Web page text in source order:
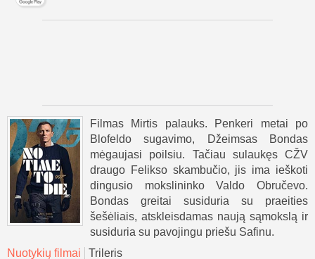
Filmas Mirtis palauks. Penkeri metai po
Blofeldo sugavimo, Džeimsas Bondas
mėgaujasi poilsiu. Tačiau sulaukęs CŽV
draugo Felikso skambučio, jis ima ieškoti
dingusio mokslininko Valdo Obručevo.
Bondas greitai susiduria su praeities
šešėliais, atskleisdamas naują sąmokslą ir
susiduria su pavojingu priešu Safinu.
Nuotykių filmai
Trileris